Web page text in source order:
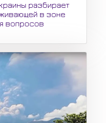
разбирает
в зоне
вопросов